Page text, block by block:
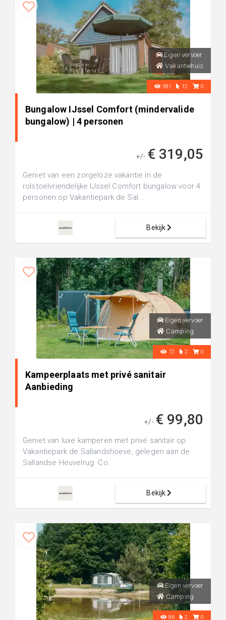
Eigen vervoer
Vakantiehuis
381 12 0
Bungalow IJssel Comfort (mindervalide
bungalow) | 4 personen
+/- € 319,05
Geniet van een zorgeloze vakantie in de
rolstoelvriendelijke IJssel Comfort bungalow voor 4
personen op Vakantiepark de Sal...
Bekijk
Eigen vervoer
Camping
72 2 0
Kampeerplaats met privé sanitair
Aanbieding
+/- € 99,80
Geniet van luxe kamperen met privé sanitair op
Vakantiepark de Sallandshoeve, gelegen aan de
Sallandse Heuvelrug. Co...
Bekijk
Eigen vervoer
Camping
86 2 0